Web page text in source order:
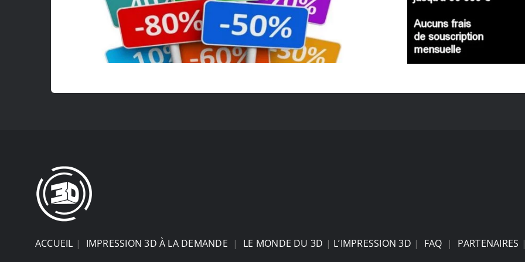
ACCUEIL | IMPRESSION 3D À LA DEMANDE | LE MONDE DU 3D | L’IMPRESSION 3D | FAQ | PARTENAIRES